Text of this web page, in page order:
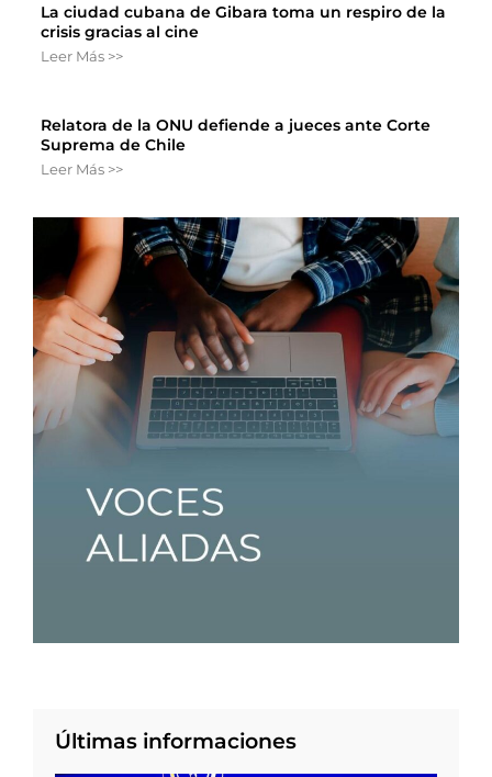
La ciudad cubana de Gibara toma un respiro de la
crisis gracias al cine
Leer Más >>
Relatora de la ONU defiende a jueces ante Corte
Suprema de Chile
Leer Más >>
Últimas informaciones